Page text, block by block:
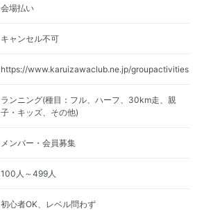
会場払い
キャンセル不可
https://www.karuizawaclub.ne.jp/groupactivities
ランニング(種目：フル、ハーフ、30km走、親
子・キッズ、その他)
メンバー・会員募集
100人～499人
初心者OK、レベル問わず